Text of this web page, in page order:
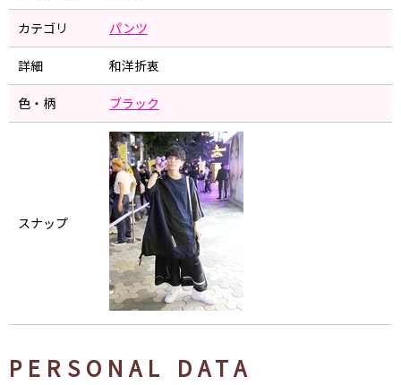
カテゴリ パンツ
詳細 和洋折衷
色・柄 ブラック
スナップ
PERSONAL DATA